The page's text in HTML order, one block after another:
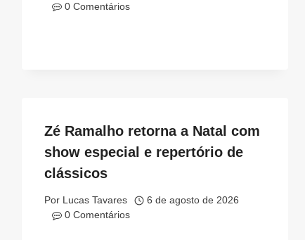
0 Comentários
Zé Ramalho retorna a Natal com
show especial e repertório de
clássicos
Por Lucas Tavares
6 de agosto de 2026
0 Comentários